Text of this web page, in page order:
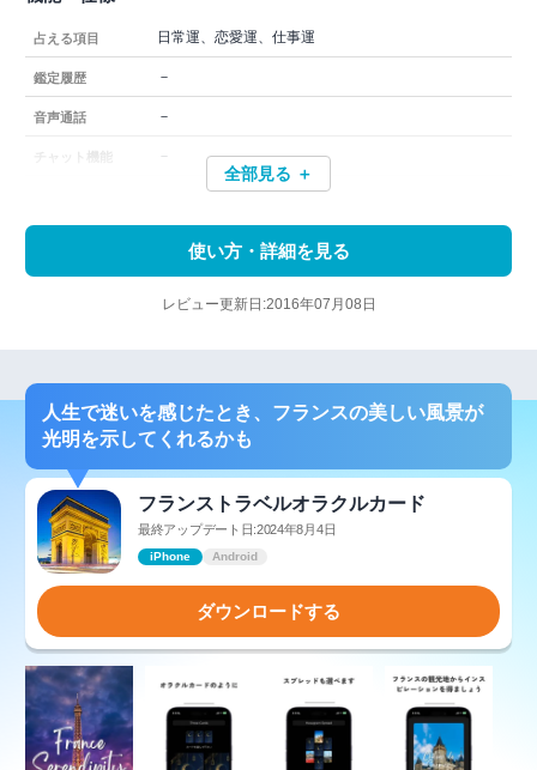
占える項目 日常運、恋愛運、仕事運
鑑定履歴 －
音声通話 －
チャット機能 －
全部見る ＋
使い方・詳細を見る
レビュー更新日:2016年07月08日
人生で迷いを感じたとき、フランスの美しい風景が
光明を示してくれるかも
フランストラベルオラクルカード
最終アップデート日:2024年8月4日
iPhone Android
ダウンロードする